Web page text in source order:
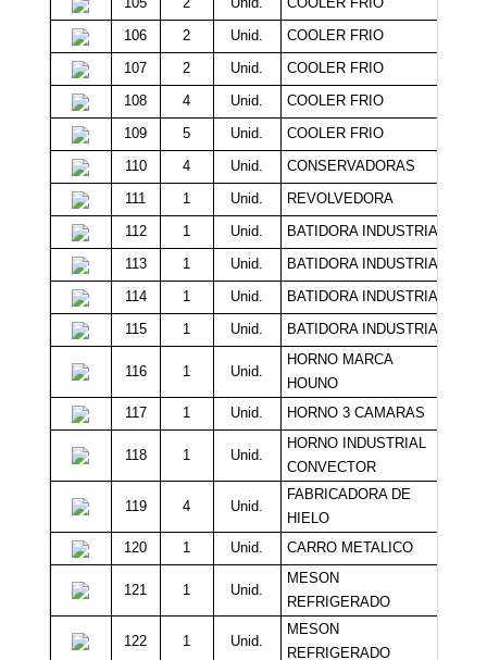
106
2 Unid. COOLER FRIO
107
2 Unid. COOLER FRIO
108
4 Unid. COOLER FRIO
109
5 Unid. COOLER FRIO
110
4 Unid. CONSERVADORAS
111
1 Unid. REVOLVEDORA
112
1 Unid. BATIDORA INDUSTRIAL
113
1 Unid. BATIDORA INDUSTRIAL
114
1 Unid. BATIDORA INDUSTRIAL
115
1 Unid. BATIDORA INDUSTRIAL
116 1 Unid.
HORNO MARCA
HOUNO
117 1 Unid. HORNO 3 CAMARAS
118 1 Unid.
HORNO INDUSTRIAL
CONVECTOR
119 4 Unid.
FABRICADORA DE
HIELO
120 1 Unid. CARRO METALICO
121 1 Unid.
MESON
REFRIGERADO
122 1 Unid.
MESON
REFRIGERADO